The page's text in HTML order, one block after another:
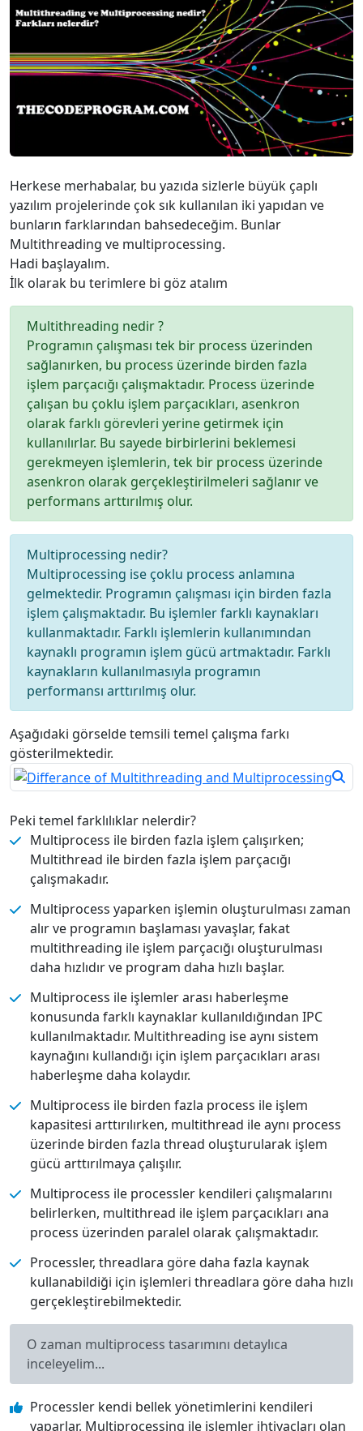
Herkese merhabalar, bu yazıda sizlerle büyük çaplı
yazılım projelerinde çok sık kullanılan iki yapıdan ve
bunların farklarından bahsedeceğim. Bunlar
Multithreading ve multiprocessing.
Hadi başlayalım.
İlk olarak bu terimlere bi göz atalım
Multithreading nedir ?
Programın çalışması tek bir process üzerinden
sağlanırken, bu process üzerinde birden fazla
işlem parçacığı çalışmaktadır. Process üzerinde
çalışan bu çoklu işlem parçacıkları, asenkron
olarak farklı görevleri yerine getirmek için
kullanılırlar. Bu sayede birbirlerini beklemesi
gerekmeyen işlemlerin, tek bir process üzerinde
asenkron olarak gerçekleştirilmeleri sağlanır ve
performans arttırılmış olur.
Multiprocessing nedir?
Multiprocessing ise çoklu process anlamına
gelmektedir. Programın çalışması için birden fazla
işlem çalışmaktadır. Bu işlemler farklı kaynakları
kullanmaktadır. Farklı işlemlerin kullanımından
kaynaklı programın işlem gücü artmaktadır. Farklı
kaynakların kullanılmasıyla programın
performansı arttırılmış olur.
Aşağıdaki görselde temsili temel çalışma farkı
gösterilmektedir.
Peki temel farklılıklar nelerdir?
Multiprocess ile birden fazla işlem çalışırken;
Multithread ile birden fazla işlem parçacığı
çalışmakadır.
Multiprocess yaparken işlemin oluşturulması zaman
alır ve programın başlaması yavaşlar, fakat
multithreading ile işlem parçacığı oluşturulması
daha hızlıdır ve program daha hızlı başlar.
Multiprocess ile işlemler arası haberleşme
konusunda farklı kaynaklar kullanıldığından IPC
kullanılmaktadır. Multithreading ise aynı sistem
kaynağını kullandığı için işlem parçacıkları arası
haberleşme daha kolaydır.
Multiprocess ile birden fazla process ile işlem
kapasitesi arttırılırken, multithread ile aynı process
üzerinde birden fazla thread oluşturularak işlem
gücü arttırılmaya çalışılır.
Multiprocess ile processler kendileri çalışmalarını
belirlerken, multithread ile işlem parçacıkları ana
process üzerinden paralel olarak çalışmaktadır.
Processler, threadlara göre daha fazla kaynak
kullanabildiği için işlemleri threadlara göre daha hızlı
gerçekleştirebilmektedir.
O zaman multiprocess tasarımını detaylıca
inceleyelim...
Processler kendi bellek yönetimlerini kendileri
yaparlar. Multiprocessing ile işlemler ihtiyaçları olan